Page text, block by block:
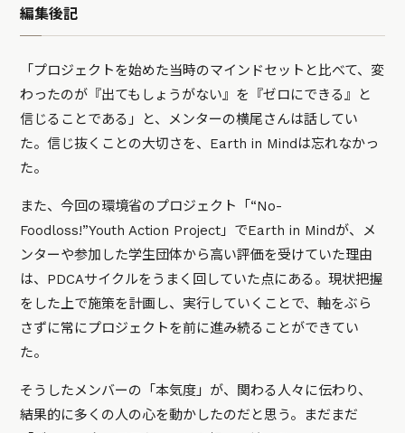
編集後記
「プロジェクトを始めた当時のマインドセットと比べて、変
わったのが『出てもしょうがない』を『ゼロにできる』と
信じることである」と、メンターの横尾さんは話してい
た。信じ抜くことの大切さを、Earth in Mindは忘れなかっ
た。
また、今回の環境省のプロジェクト「“No-
Foodloss!”Youth Action Project」でEarth in Mindが、メ
ンターや参加した学生団体から高い評価を受けていた理由
は、PDCAサイクルをうまく回していた点にある。現状把握
をした上で施策を計画し、実行していくことで、軸をぶら
さずに常にプロジェクトを前に進み続ることができてい
た。
そうしたメンバーの「本気度」が、関わる人々に伝わり、
結果的に多くの人の心を動かしたのだと思う。まだまだ